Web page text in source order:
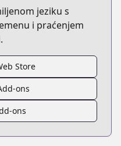
jeziku s
i praćenjem
Store
ons
ons